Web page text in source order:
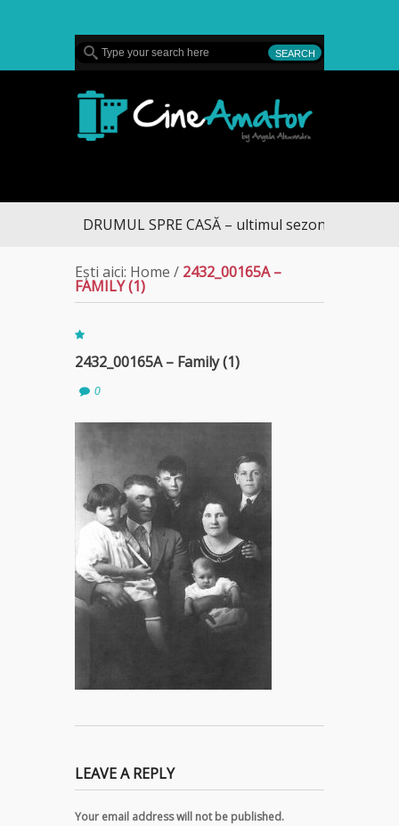
DRUMUL SPRE CASĂ – ultimul sezon te aduce la
Ești aici: Home / 2432_00165A –
FAMILY (1)
2432_00165A – Family (1)
0
LEAVE A REPLY
Your email address will not be published.